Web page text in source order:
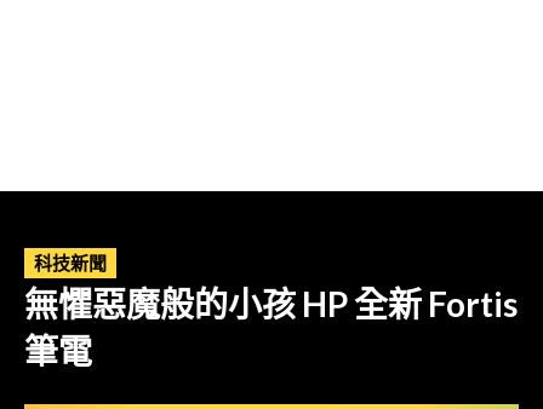
科技新聞
無懼惡魔般的小孩 HP 全新 Fortis
筆電